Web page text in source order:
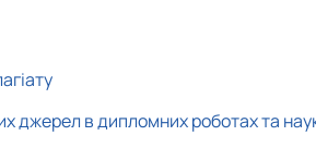
джерел в дипломних роботах та